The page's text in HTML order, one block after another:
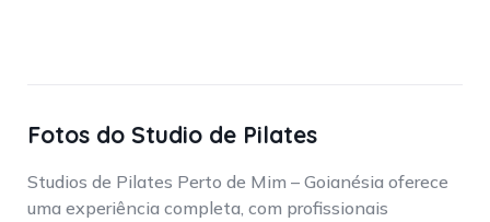
Fotos do Studio de Pilates
Studios de Pilates Perto de Mim – Goianésia oferece
uma experiência completa, com profissionais